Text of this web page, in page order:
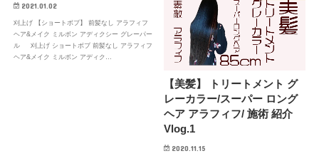
2021.01.02
刈上げ 【ショートボブ】 前髪なし アラフィフ
ヘア&メイク ミルボン アディクシー グレーパー
ル 刈上げ ショートボブ 前髪なし アラフィフ
ヘア&メイク ミルボン アディク…
【美髪】 トリートメント グ
レーカラー/スーパー ロング
ヘア アラフィフ/ 施術 紹介
Vlog.1
2020.11.15